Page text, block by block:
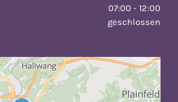
07:00 - 12:00
geschlossen